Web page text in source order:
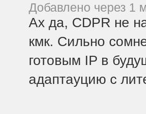
Добавлено через 1
Ах да, CDPR не
кмк. Сильно
готовым IP в
адаптауцию с